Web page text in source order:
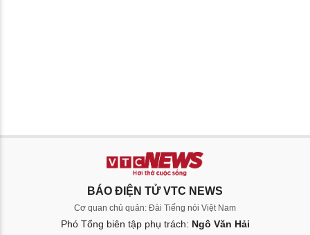
BÁO ĐIỆN TỬ VTC NEWS
Cơ quan chủ quản: Đài Tiếng nói Việt Nam
Phó Tổng biên tập phụ trách: Ngô Văn Hải